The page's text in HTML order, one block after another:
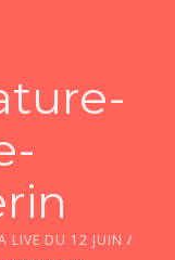
LIVE DU 12 JUIN /